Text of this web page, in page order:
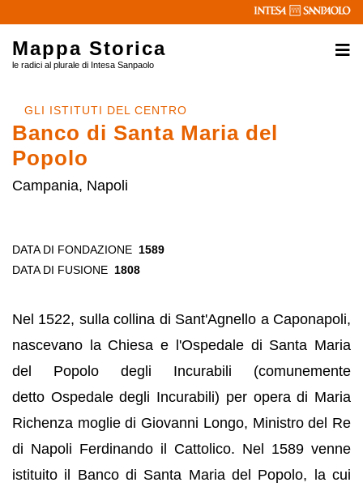
Mappa Storica
le radici al plurale di Intesa Sanpaolo
GLI ISTITUTI DEL CENTRO
Banco di Santa Maria del
Popolo
Campania, Napoli
DATA DI FONDAZIONE 1589
DATA DI FUSIONE 1808
Nel 1522, sulla collina di Sant'Agnello a Caponapoli,
nascevano la Chiesa e l'Ospedale di Santa Maria
del Popolo degli Incurabili (comunemente
detto Ospedale degli Incurabili) per opera di Maria
Richenza moglie di Giovanni Longo, Ministro del Re
di Napoli Ferdinando il Cattolico. Nel 1589 venne
istituito il Banco di Santa Maria del Popolo, la cui